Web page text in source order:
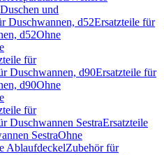
und
Duschwannen, d52Ersatzteile für
d52Ohne
für
Duschwannen, d90Ersatzteile für
d90Ohne
für
Duschwannen SestraErsatzteile
SestraOhne
AblaufdeckelZubehör für